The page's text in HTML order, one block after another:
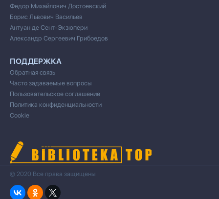
Федор Михайлович Достоевский
Борис Львович Васильев
Антуан де Сент-Экзюпери
Александр Сергеевич Грибоедов
ПОДДЕРЖКА
Обратная связь
Часто задаваемые вопросы
Пользовательское соглашение
Политика конфиденциальности
Cookie
© 2020 Все права защищены